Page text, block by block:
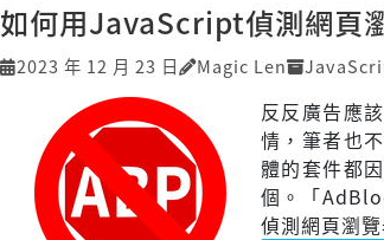
如何用JavaScript偵測網頁
2023 年 12 月 23 日 Magic Len
反反廣告應
情，筆者也
體的套件都
個。「
偵測網頁瀏